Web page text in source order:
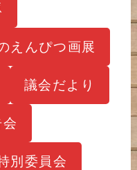
えんぴつ画展
議会だより
別委員会